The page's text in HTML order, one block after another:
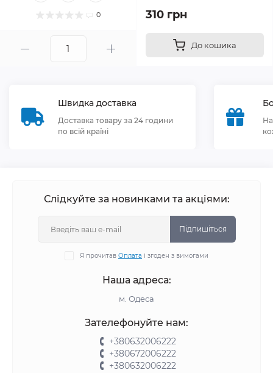
0 310 грн
До кошика
Швидка доставка
Доставка товару за 24 години
по всій країні
Слідкуйте за новинками та акціями:
Підпишіться
Я прочитав Оплата і згоден з вимогами
Наша адреса:
м. Одеса
Зателефонуйте нам:
+380632006222
+380672006222
+380632006222